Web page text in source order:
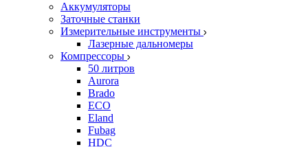
Аккумуляторы
Заточные станки
Измерительные инструменты
Лазерные дальномеры
Компрессоры
50 литров
Aurora
Brado
ECO
Eland
Fubag
HDC